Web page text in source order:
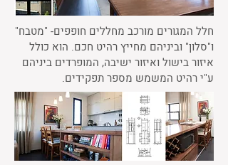
חלל המגורים מורכב מחללים חופפים- "מטבח"
ו"סלון" וביניהם מחייץ רהיט חכם. הוא כולל
איזור בישול ואיזור ישיבה, המופרדים ביניהם
ע"י רהיט המשמש מספר תפקידים.